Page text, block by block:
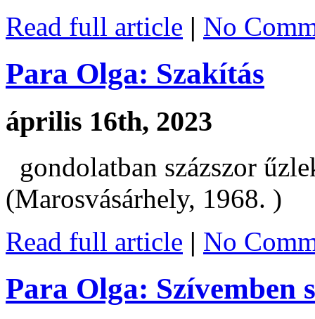
Read full article | No
Para Olga: Szakítás
április 16th, 2023
gondolatban százszor
(Marosvásárhely, 1968. )
Read full article | No
Para Olga: Szívemben